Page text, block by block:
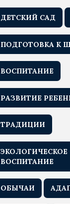
ДЕТСКИЙ САД
ПОДГОТОВКА К
ВОСПИТАНИЕ
РАЗВИТИЕ
ТРАДИЦИИ
ЭКОЛОГИЧЕСКОЕ
ВОСПИТАНИЕ
ОБЫЧАИ